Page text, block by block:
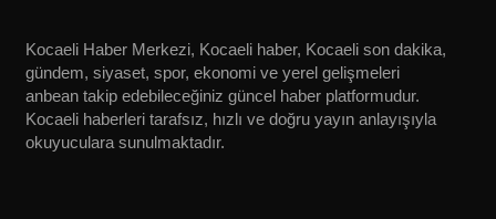
Kocaeli Haber Merkezi, Kocaeli haber, Kocaeli son dakika,
gündem, siyaset, spor, ekonomi ve yerel gelişmeleri
anbean takip edebileceğiniz güncel haber platformudur.
Kocaeli haberleri tarafsız, hızlı ve doğru yayın anlayışıyla
okuyuculara sunulmaktadır.